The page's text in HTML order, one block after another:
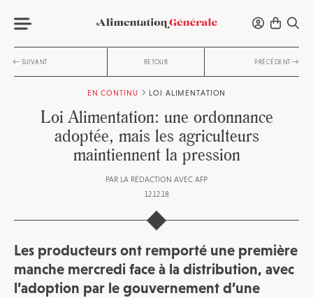
SUIVANT RETOUR PRÉCÉDENT
EN CONTINU LOI ALIMENTATION
Loi Alimentation: une ordonnance
adoptée, mais les agriculteurs
maintiennent la pression
PAR LA RÉDACTION AVEC AFP
12.12.18
Les producteurs ont remporté une première
manche mercredi face à la distribution, avec
l’adoption par le gouvernement d’une